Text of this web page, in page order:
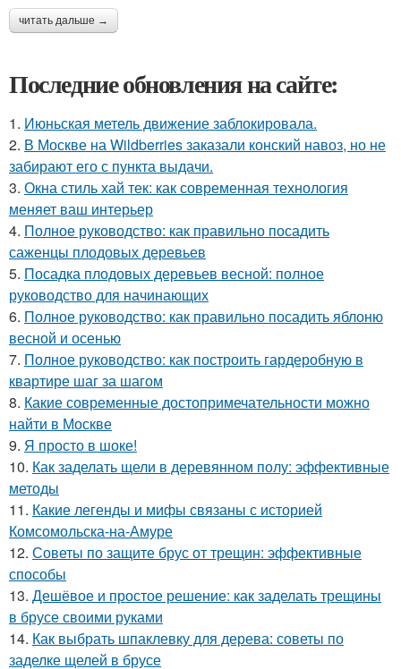
читать дальше →
Последние обновления на сайте:
1. Июньская метель движение заблокировала.
2. В Москве на Wildberries заказали конский навоз, но не
забирают его с пункта выдачи.
3. Окна стиль хай тек: как современная технология
меняет ваш интерьер
4. Полное руководство: как правильно посадить
саженцы плодовых деревьев
5. Посадка плодовых деревьев весной: полное
руководство для начинающих
6. Полное руководство: как правильно посадить яблоню
весной и осенью
7. Полное руководство: как построить гардеробную в
квартире шаг за шагом
8. Какие современные достопримечательности можно
найти в Москве
9. Я просто в шоке!
10. Как заделать щели в деревянном полу: эффективные
методы
11. Какие легенды и мифы связаны с историей
Комсомольска-на-Амуре
12. Советы по защите брус от трещин: эффективные
способы
13. Дешёвое и простое решение: как заделать трещины
в брусе своими руками
14. Как выбрать шпаклевку для дерева: советы по
заделке щелей в брусе